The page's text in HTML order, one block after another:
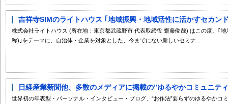
吉祥寺SIMのライトハウス ｢地域振興・地域活性に活かすセカン
株式会社ライトハウス (所在地：東京都武蔵野市 代表取締役 齋藤俊哉) はこの度、｢
称)｣をテーマに、自治体・企業を対象とした、今までにない新しいセミナ...
日経産業新聞他、多数のメディアに掲載の”ゆるやかコミュニテ
世界初の年表型・パーソナル・インタビュー・ブログ、“お作法”要らずのゆるやかコ